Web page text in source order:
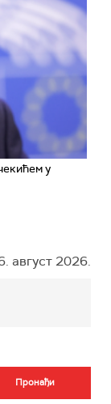
у
август 2026.